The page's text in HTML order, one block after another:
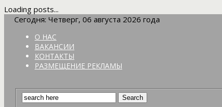
Loading posts...
Сегодня: Четверг, 06 августа 2026 года
О НАС
ВАКАНСИИ
КОНТАКТЫ
РАЗМЕЩЕНИЕ РЕКЛАМЫ